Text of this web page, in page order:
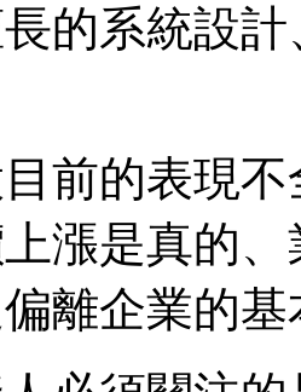
的系統設
前的表現
漲是真的
離企業的基